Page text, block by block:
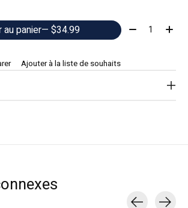
au panier — $34.99 Quantité:
Ajouter à la liste de souhaits